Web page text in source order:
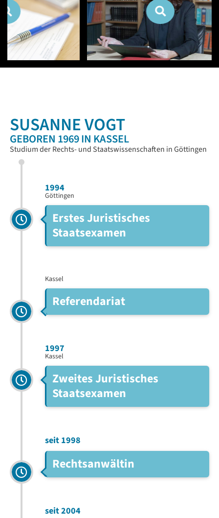
SUSANNE VOGT
GEBOREN 1969 IN KASSEL
Studium der Rechts- und Staatswissenschaften in Göttingen
1994
Göttingen
Erstes Juristisches
Staatsexamen
Kassel
Referendariat
1997
Kassel
Zweites Juristisches
Staatsexamen
seit 1998
Rechtsanwältin
seit 2004